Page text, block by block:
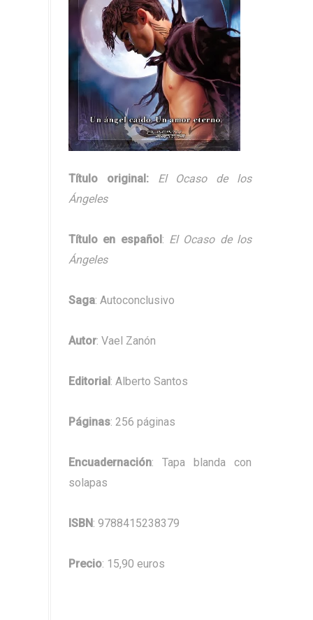
Título original: El Ocaso de los
Ángeles
Título en español : El Ocaso de los
Ángeles
Saga: Autoconclusivo
Autor: Vael Zanón
Editorial : Alberto Santos
Páginas: 256 páginas
Encuadernación: Tapa blanda con
solapas
ISBN : 9788415238379
Precio: 15,90 euros